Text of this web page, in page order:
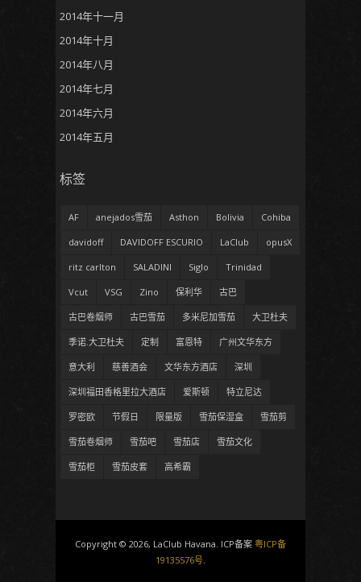
2014年十一月
2014年十月
2014年八月
2014年七月
2014年六月
2014年五月
标签
AF anejados雪茄 Asthon Bolivia Cohiba
davidoff DAVIDOFF ESCURIO LaClub opusX
ritz carlton SALADINI Siglo Trinidad
Vcut VSG Zino 保利华 古巴
古巴卷烟师 古巴雪茄 多米尼加雪茄 大卫杜夫
季诺.大卫杜夫 定制 富恩特 广州文华东方
意大利 慈善酒会 文华东方酒店 深圳
深圳福田香格里拉大酒店 爱斯顿 特立尼达
罗密欧 节假日 限量版 雪茄保湿盒 雪茄剪
雪茄卷烟师 雪茄吧 雪茄店 雪茄文化
雪茄柜 雪茄皮套 高希霸
Copyright © 2026, LaClub Havana. ICP备案 粤ICP备
19135576号